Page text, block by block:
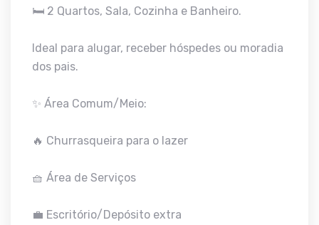
🛏️ 2 Quartos, Sala, Cozinha e Banheiro.
Ideal para alugar, receber hóspedes ou moradia
dos pais.
✨ Área Comum/Meio:
🔥 Churrasqueira para o lazer
🧺 Área de Serviços
💼 Escritório/Depósito extra